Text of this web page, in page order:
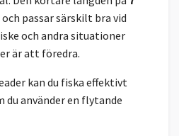
passar särskilt bra vid
och andra situationer
är att föredra.
kan du fiska effektivt
du använder en flytande